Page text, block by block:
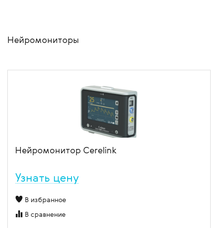
Нейромониторы
Нейромонитор Cerelink
Узнать цену
В избранное
В сравнение